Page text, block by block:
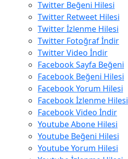
Twitter Beğeni Hilesi
Twitter Retweet Hilesi
Twitter İzlenme Hilesi
Twitter Fotoğraf İndir
Twitter Video İndir
Facebook Sayfa Beğeni
Facebook Beğeni Hilesi
Facebook Yorum Hilesi
Facebook İzlenme Hilesi
Facebook Video İndir
Youtube Abone Hilesi
Youtube Beğeni Hilesi
Youtube Yorum Hilesi